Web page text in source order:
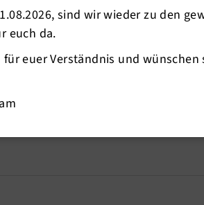
Trainer eingereicht werden.
zur
finden Sie hier.
sind wir wieder zu den
euch da.
euer Verständnis und wünschen